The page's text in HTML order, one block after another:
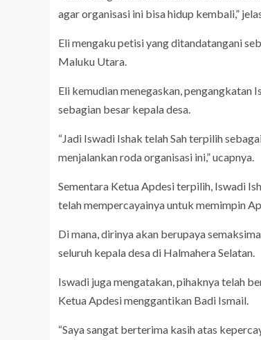
agar organisasi ini bisa hidup kembali,”
Eli mengaku petisi yang ditandatangani
Maluku Utara.
Eli kemudian menegaskan, pengangkatan
sebagian besar kepala desa.
“Jadi Iswadi Ishak telah Sah terpilih
menjalankan roda organisasi ini,” ucapnya.
Sementara Ketua Apdesi terpilih, Iswadi
telah mempercayainya untuk memimpin
Di mana, dirinya akan berupaya
seluruh kepala desa di Halmahera Selatan.
Iswadi juga mengatakan, pihaknya telah
Ketua Apdesi menggantikan Badi Ismail.
“Saya sangat berterima kasih atas